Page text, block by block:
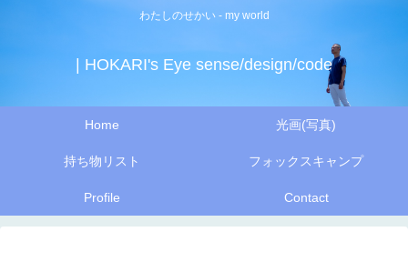
わたしのせかい - my world
| HOKARI's Eye sense/design/code
Home 光画(写真)
持ち物リスト フォックスキャンプ
Profile Contact